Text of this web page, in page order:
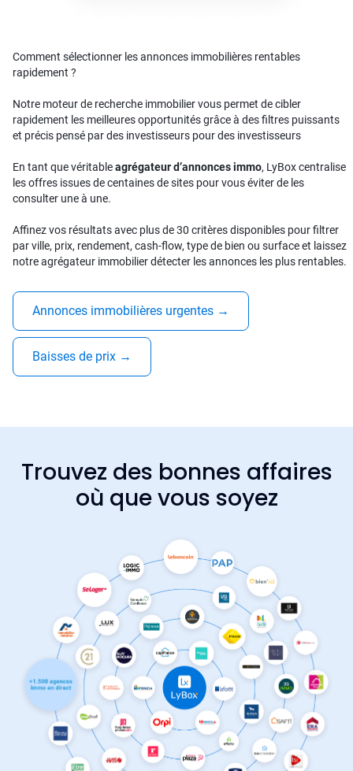
Comment sélectionner les annonces immobilières rentables
rapidement ?
Notre moteur de recherche immobilier vous permet de cibler
rapidement les meilleures opportunités grâce à des filtres puissants
et précis pensé par des investisseurs pour des investisseurs
En tant que véritableagrégateur d’annonces immo, LyBox centralise
les offres issues de centaines de sites pour vous éviter de les
consulter une à une.
Affinez vos résultats avec plus de 30 critères disponibles pour filtrer
par ville, prix, rendement, cash-flow, type de bien ou surface et laissez
notre agrégateur immobilier détecter les annonces les plus rentables.
Annonces immobilières urgentes →
Baisses de prix →
Trouvez des bonnes affaires
où que vous soyez